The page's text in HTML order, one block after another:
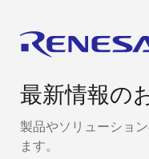
最新情報の
製品やソリューショ
ます。